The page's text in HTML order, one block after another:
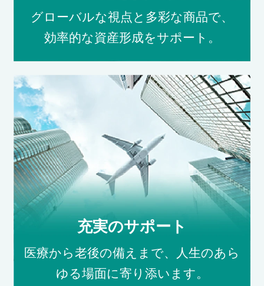
グローバルな視点と多彩な商品で、
効率的な資産形成をサポート。
充実のサポート
医療から老後の備えまで、人生のあら
ゆる場面に寄り添います。